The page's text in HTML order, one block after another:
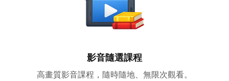
影音隨選課程
高畫質影音課程，隨時隨地、無限次觀看。